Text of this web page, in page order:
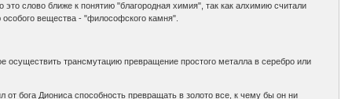
слово ближе к понятию "благородная химия", так как алхимию считали
вещества - "философского камня".
осуществить трансмутацию превращение простого металла в серебро или
бога Диониса способность превращать в золото все, к чему бы он ни